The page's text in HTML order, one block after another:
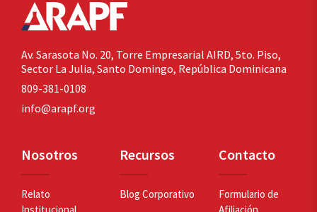
Av. Sarasota No. 20, Torre Empresarial AIRD, 5to. Piso,
Sector La Julia, Santo Domingo, República Dominicana
809-381-0108
info@arapf.org
Nosotros
Relato
Recursos
Blog Corporativo
Contacto
Formulario de